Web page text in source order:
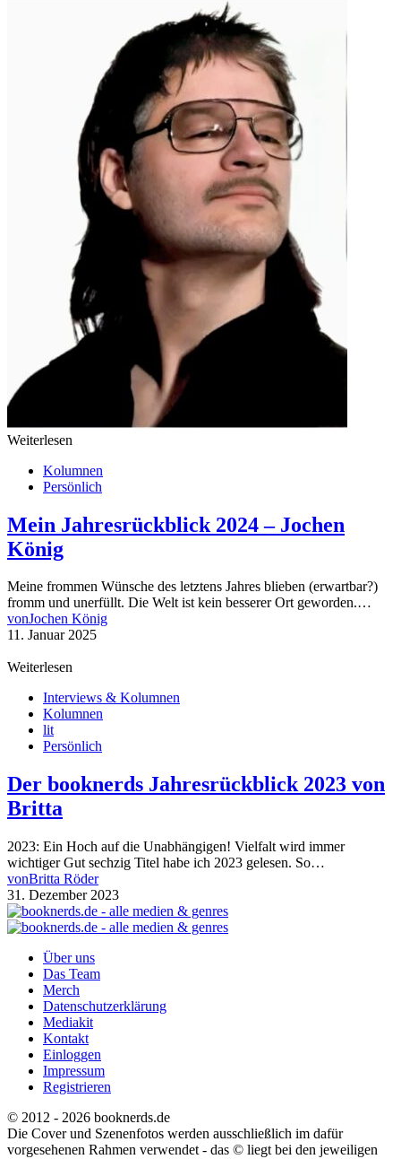
Weiterlesen
Kolumnen
Persönlich
Mein Jahresrückblick 2024 – Jochen
König
Meine frommen Wünsche des letztens Jahres blieben (erwartbar?)
fromm und unerfüllt. Die Welt ist kein besserer Ort geworden.…
vonJochen König
11. Januar 2025
Weiterlesen
Interviews & Kolumnen
Kolumnen
lit
Persönlich
Der booknerds Jahresrückblick 2023 von
Britta
2023: Ein Hoch auf die Unabhängigen! Vielfalt wird immer
wichtiger Gut sechzig Titel habe ich 2023 gelesen. So…
vonBritta Röder
31. Dezember 2023
Über uns
Das Team
Merch
Datenschutzerklärung
Mediakit
Kontakt
Einloggen
Impressum
Registrieren
© 2012 - 2026 booknerds.de
Die Cover und Szenenfotos werden ausschließlich im dafür
vorgesehenen Rahmen verwendet - das © liegt bei den jeweiligen